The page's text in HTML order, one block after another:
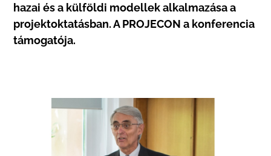
hazai és a külföldi modellek alkalmazása a
projektoktatásban. A PROJECON a konferencia
támogatója.